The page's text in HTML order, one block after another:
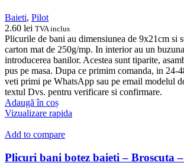
Baieti, Pilot
2.60 lei TVA inclus
Plicurile de bani au dimensiunea de 9x21cm si
carton mat de 250g/mp. In interior au un
introducerea banilor. Acestea sunt tiparite,
pus pe masa. Dupa ce primim comanda, in 24-
veti primi pe WhatsApp sau pe email modelul
textul Dvs. pentru verificare si confirmare.
Adaugă în coș
Vizualizare rapida
Add to compare
Plicuri bani botez baieti – Broscuta